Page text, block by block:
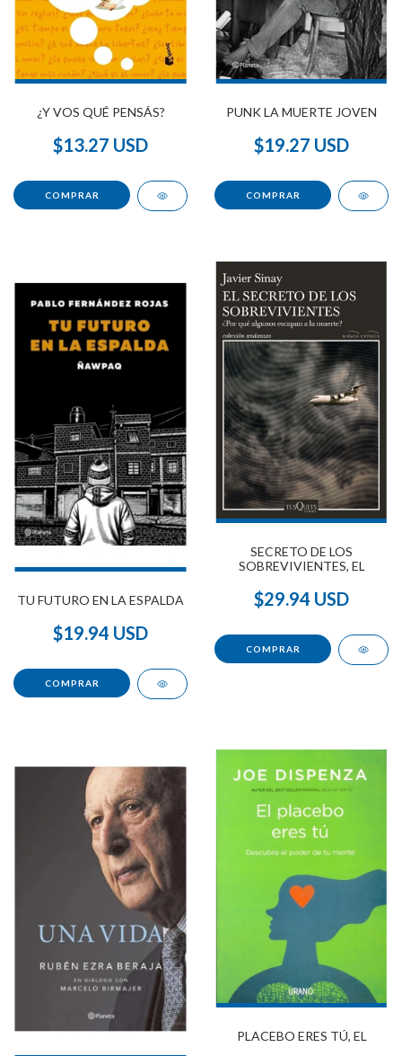
¿Y VOS QUÉ PENSÁS?
$13.27 USD
PUNK LA MUERTE JOVEN
$19.27 USD
TU FUTURO EN LA ESPALDA
$19.94 USD
SECRETO DE LOS
SOBREVIVIENTES, EL
$29.94 USD
PLACEBO ERES TÚ, EL